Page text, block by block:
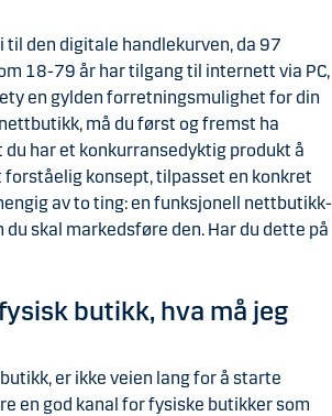
den digitale handlekurven, da 97
18-79 år har tilgang til internett via PC,
en gylden forretningsmulighet for din
må du først og fremst ha
har et konkurransedyktig produkt å
forståelig konsept, tilpasset en konkret
av to ting: en funksjonell nettbutikk-
skal markedsføre den. Har du dette på
butikk, hva må jeg
er ikke veien lang for å starte
en god kanal for fysiske butikker som